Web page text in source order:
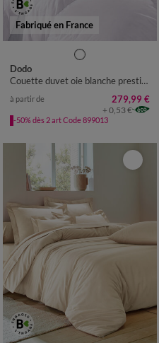
Fabriqué en France
Dodo
Couette duvet oie blanche prestige chambre tempérée
à partir de 279,99 €
+ 0,53 €
-50% dès 2 art Code 899013